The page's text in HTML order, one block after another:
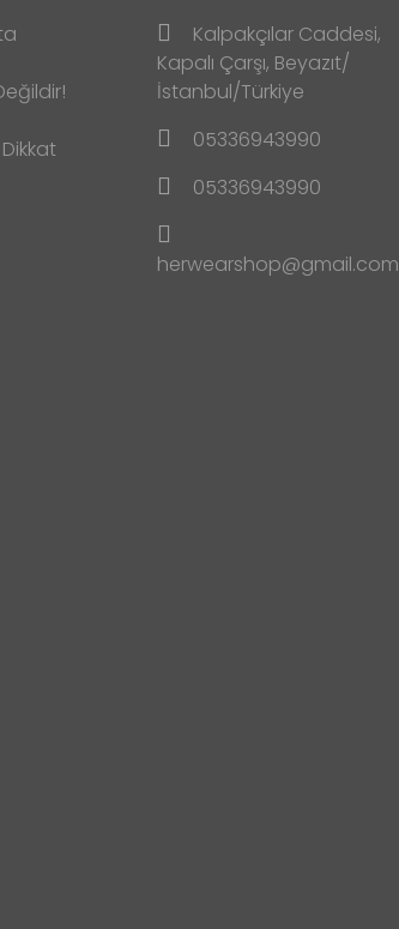
Kalpakçılar Caddesi,
Kapalı Çarşı, Beyazıt/
İstanbul/Türkiye
05336943990
05336943990
herwearshop@gmail.com